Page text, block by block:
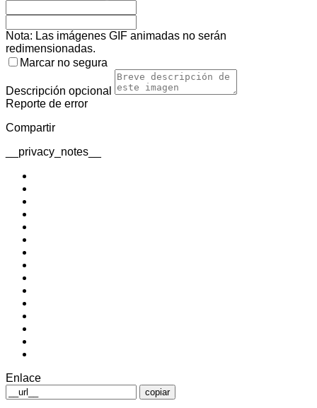
Nota: Las imágenes GIF animadas no serán
redimensionadas.
Marcar no segura
Descripción opcional
Reporte de error
Compartir
__privacy_notes__
Enlace
copiar